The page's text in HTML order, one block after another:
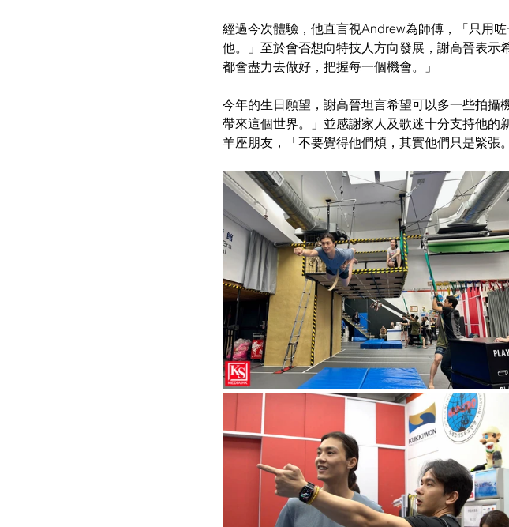
經過今次體驗，他直言視Andrew為師傅，「只用
他。」至於會否想向特技人方向發展，謝高晉表
都會盡力去做好，把握每一個機會。」
今年的生日願望，謝高晉坦言希望可以多一些拍
帶來這個世界。」並感謝家人及歌迷十分支持他的
羊座朋友，「不要覺得他們煩，其實他們只是緊張。